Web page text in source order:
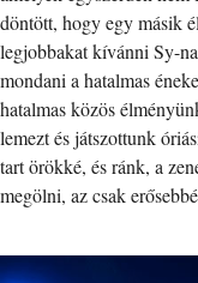
döntött, hogy egy másik
legjobbakat kívánni Sy-
mondani a hatalmas
hatalmas közös
lemezt és játszottunk
tart örökké, és ránk, a
megölni, az csak